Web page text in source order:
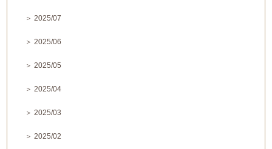
＞ 2025/07
＞ 2025/06
＞ 2025/05
＞ 2025/04
＞ 2025/03
＞ 2025/02